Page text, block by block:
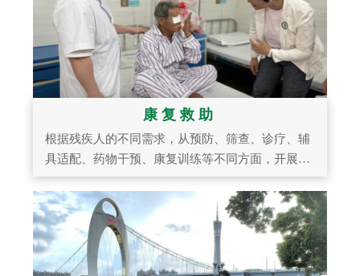
康复救助
根据残疾人的不同需求，从预防、筛查、诊疗、辅
具适配、药物干预、康复训练等不同方面，开展一
系列康复类项目。